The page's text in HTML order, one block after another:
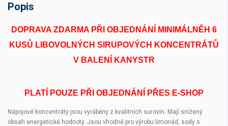
Popis
DOPRAVA ZDARMA PŘI OBJEDNÁNÍ MINIMÁLNĚH 6
KUSŮ LIBOVOLNÝCH SIRUPOVÝCH KONCENTRÁTŮ
V BALENÍ KANYSTR
PLATÍ POUZE PŘI OBJEDNÁNÍ PŘES E-SHOP
Nápojové koncentráty jsou vyráběny z kvalitních surovin. Mají snížený
obsah energetické hodnoty. Jsou vhodné pro výrobu limonád, sody s